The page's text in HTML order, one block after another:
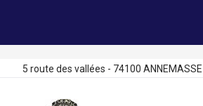
5 route des vallées - 74100 ANNEMASSE